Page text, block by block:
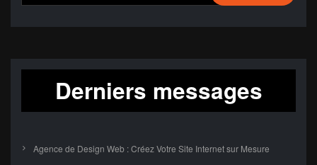
Derniers messages
Agence de Design Web : Créez Votre Site Internet sur Mesure